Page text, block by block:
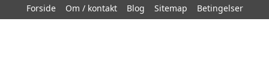
Forside
Om / kontakt Blog Sitemap Betingelser